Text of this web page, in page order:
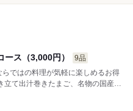
ス（3,000円）
9品
らではの料理が気軽に楽しめるお得
もんじゃ、特注極太麺を使用した